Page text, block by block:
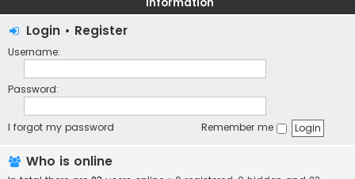
Login • Register
Username:
Password:
I forgot my password Remember me
Who is online